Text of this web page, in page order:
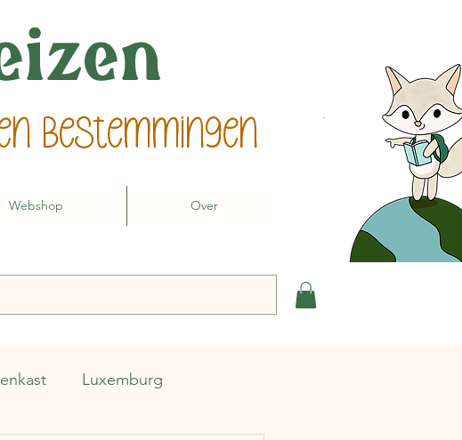
bestemmingen
Webshop Over
Luxemburg